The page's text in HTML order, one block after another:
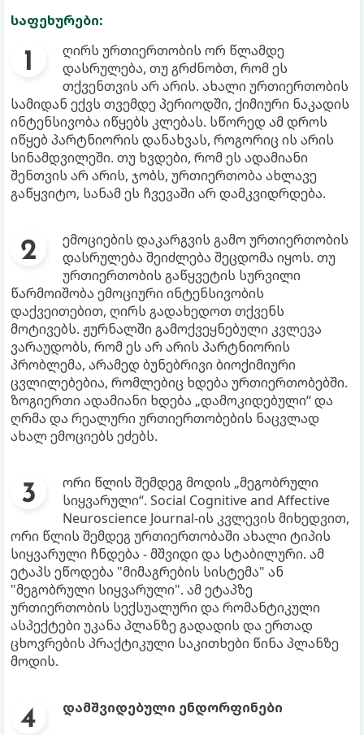
საფეხურები:
ღირს ურთიერთობის ორ წლამდე
დასრულება, თუ გრძნობთ, რომ ეს
თქვენთვის არ არის. ახალი ურთიერთობის
სამიდან ექვს თვემდე პერიოდში, ქიმიური ნაკადის
ინტენსივობა იწყებს კლებას. სწორედ ამ დროს
იწყებ პარტნიორის დანახვას, როგორიც ის არის
სინამდვილეში. თუ ხვდები, რომ ეს ადამიანი
შენთვის არ არის, ჯობს, ურთიერთობა ახლავე
გაწყვიტო, სანამ ეს ჩვევაში არ დამკვიდრდება.
ემოციების დაკარგვის გამო ურთიერთობის
დასრულება შეიძლება შეცდომა იყოს. თუ
ურთიერთობის გაწყვეტის სურვილი
წარმოიშობა ემოციური ინტენსივობის
დაქვეითებით, ღირს გადახედოთ თქვენს
მოტივებს. ჟურნალში გამოქვეყნებული კვლევა
ვარაუდობს, რომ ეს არ არის პარტნიორის
პრობლემა, არამედ ბუნებრივი ბიოქიმიური
ცვლილებებია, რომლებიც ხდება ურთიერთობებში.
ზოგიერთი ადამიანი ხდება „დამოკიდებული“ და
ღრმა და რეალური ურთიერთობების ნაცვლად
ახალ ემოციებს ეძებს.
ორი წლის შემდეგ მოდის „მეგობრული
სიყვარული“. Social Cognitive and Affective
Neuroscience Journal-ის კვლევის მიხედვით,
ორი წლის შემდეგ ურთიერთობაში ახალი ტიპის
სიყვარული ჩნდება - მშვიდი და სტაბილური. ამ
ეტაპს ეწოდება "მიმაგრების სისტემა" ან
"მეგობრული სიყვარული". ამ ეტაპზე
ურთიერთობის სექსუალური და რომანტიკული
ასპექტები უკანა პლანზე გადადის და ერთად
ცხოვრების პრაქტიკული საკითხები წინა პლანზე
მოდის.
დამშვიდებული ენდორფინები